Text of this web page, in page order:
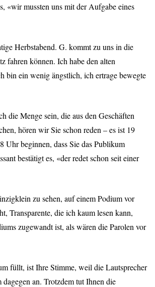
«wir mussten uns mit der Aufgabe eines
Herbstabend. G. kommt zu uns in die
fahren können. Ich habe den alten
bin ein wenig ängstlich, ich ertrage bewegte
die Menge sein, die aus den Geschäften
hören wir Sie schon reden – es ist 19
Uhr beginnen, dass Sie das Publikum
bestätigt es, «der redet schon seit einer
zu sehen, auf einem Podium vor
Transparente, die ich kaum lesen kann,
zugewandt ist, als wären die Parolen vor
füllt, ist Ihre Stimme, weil die Lautsprecher
an. Trotzdem tut Ihnen die